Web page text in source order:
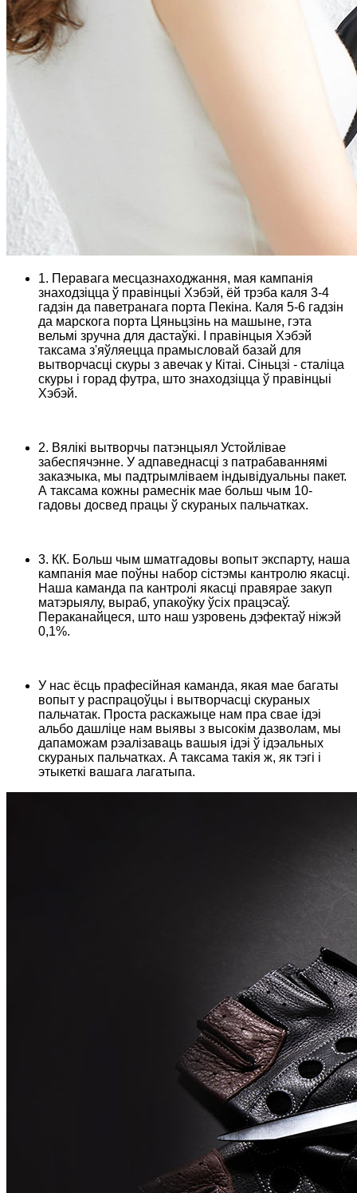
1. Перавага месцазнаходжання, мая кампанія
знаходзіцца ў правінцыі Хэбэй, ёй трэба каля 3-4
гадзін да паветранага порта Пекіна. Каля 5-6 гадзін
да марскога порта Цяньцзінь на машыне, гэта
вельмі зручна для дастаўкі. І правінцыя Хэбэй
таксама з'яўляецца прамысловай базай для
вытворчасці скуры з авечак у Кітаі. Сіньцзі - сталіца
скуры і горад футра, што знаходзіцца ў правінцыі
Хэбэй.
2. Вялікі вытворчы патэнцыял Устойлівае
забеспячэнне. У адпаведнасці з патрабаваннямі
заказчыка, мы падтрымліваем індывідуальны пакет.
А таксама кожны рамеснік мае больш чым 10-
гадовы досвед працы ў скураных пальчатках.
3. КК. Больш чым шматгадовы вопыт экспарту, наша
кампанія мае поўны набор сістэмы кантролю якасці.
Наша каманда па кантролі якасці правярае закуп
матэрыялу, выраб, упакоўку ўсіх працэсаў.
Пераканайцеся, што наш узровень дэфектаў ніжэй
0,1%.
У нас ёсць прафесійная каманда, якая мае багаты
вопыт у распрацоўцы і вытворчасці скураных
пальчатак. Проста раскажыце нам пра свае ідэі
альбо дашліце нам выявы з высокім дазволам, мы
дапаможам рэалізаваць вашыя ідэі ў ідэальных
скураных пальчатках. А таксама такія ж, як тэгі і
этыкеткі вашага лагатыпа.